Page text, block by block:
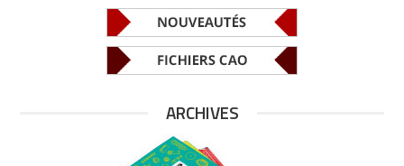
ARCHIVES